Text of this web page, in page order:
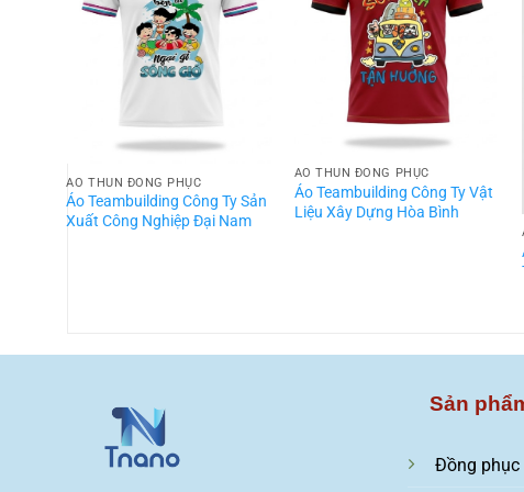
ÁO THUN ĐỒNG PHỤC
Áo Teambuilding Công Ty Sản
Xuất Công Nghiệp Đại Nam
ÁO THUN ĐỒNG PHỤC
Áo Teambuilding Công Ty Vật
Liệu Xây Dựng Hòa Bình
Sản
Đồng phục